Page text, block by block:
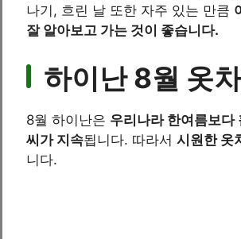
나기, 흐린 날 또한 자주 있는 만큼
잘 알아보고 가는 것이 좋습니다.
하이난 8월 옷
8월 하이난은 우리나라 한여름보다
씨가 지속됩니다. 따라서 시원한 옷
니다.